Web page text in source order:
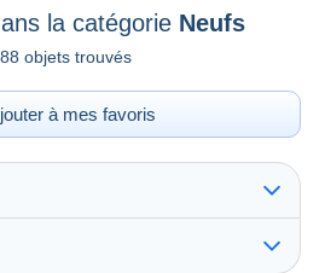
la catégorie Neufs
objets trouvés
à mes favoris